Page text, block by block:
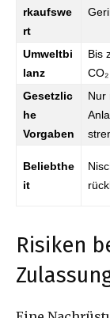
rkaufswe
rt
Umweltbi
lanz
Bis
Gesetzlic
he
Vorgaben
Nur
Beliebthe
it
Risiken